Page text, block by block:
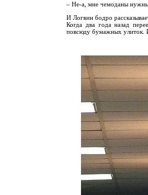
– Не-а, мне чемоданы
И Логвин бодро
Когда два года назад
повсюду бумажных улиток.